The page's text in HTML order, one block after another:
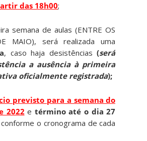
das 18h00;
semana de aulas (ENTRE OS
MAIO), será realizada uma
, caso haja desistências(será
a ausência à primeira
oficialmente registrada);
previsto para a semana do
2022 e término até o dia 27
conforme o cronograma de cada